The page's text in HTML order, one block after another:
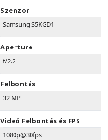
Szenzor
Samsung S5KGD1
Aperture
f/2.2
Felbontás
32 MP
Videó Felbontás és FPS
1080p@30fps